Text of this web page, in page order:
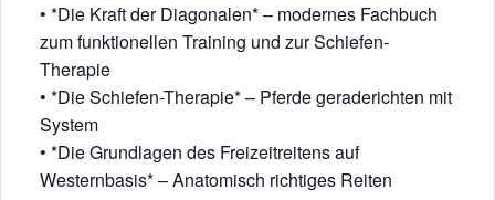
• *Die Kraft der Diagonalen* – modernes Fachbuch
zum funktionellen Training und zur Schiefen-
Therapie
• *Die Schiefen-Therapie* – Pferde geraderichten mit
System
• *Die Grundlagen des Freizeitreitens auf
Westernbasis* – Anatomisch richtiges Reiten